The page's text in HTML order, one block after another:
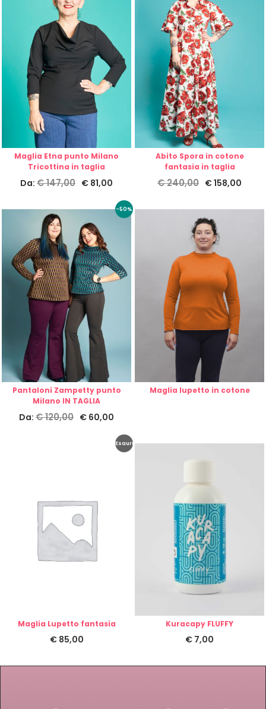
Maglia Etna punto Milano
Tricottina in taglia
Da: €147,00 € 81,00
Abito Spora in cotone
fantasia in taglia
€240,00 €158,00
-50%
Pantaloni Zampetty punto
Milano IN TAGLIA
Da: €120,00 € 60,00
Maglia lupetto in cotone
Esaurito
Maglia Lupetto fantasia
€85,00
Kuracapy FLUFFY
€ 7,00